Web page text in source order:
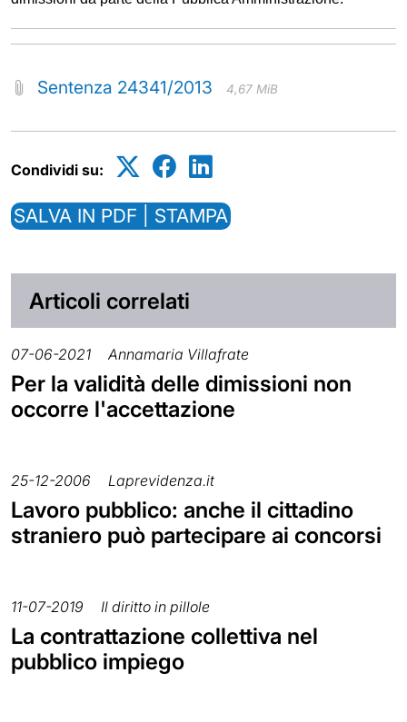
Sentenza 24341/2013 4,67 MiB
Condividi su:
SALVA IN PDF | STAMPA
Articoli correlati
07-06-2021 Annamaria Villafrate
Per la validità delle dimissioni non
occorre l'accettazione
25-12-2006 Laprevidenza.it
Lavoro pubblico: anche il cittadino
straniero può partecipare ai concorsi
11-07-2019 Il diritto in pillole
La contrattazione collettiva nel
pubblico impiego